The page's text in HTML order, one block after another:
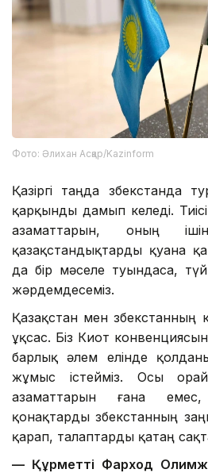
Фото: Әлихан Асқар/Kazinform
Қазіргі таңда Өзбекстанда
қарқынды дамып келеді.
азаматтарын, оның
қазақстандықтарды қуана
да бір мәселе туындаса,
жәрдемдесеміз.
Қазақстан мен
ұқсас. Біз Киот
барлық әлем елінде
жұмыс істейміз. Осы
азаматтарын ғана
қонақтарды Өзбекстанның
қарап, талаптарды қатаң
— Құрметті Фарход